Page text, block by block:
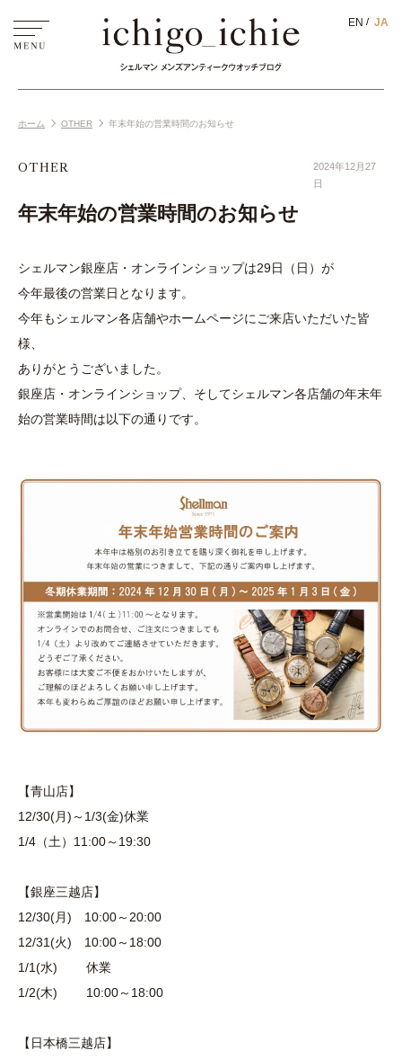
ホーム OTHER 年末年始の営業時間のお知らせ
OTHER
2024年12月27
日
年末年始の営業時間のお知らせ
シェルマン銀座店・オンラインショップは29日（日）が
今年最後の営業日となります。
今年もシェルマン各店舗やホームページにご来店いただいた皆
様、
ありがとうございました。
銀座店・オンラインショップ、そしてシェルマン各店舗の年末年
始の営業時間は以下の通りです。
【青山店】
12/30(月)～1/3(金)休業
1/4（土）11:00～19:30
【銀座三越店】
12/30(月) 10:00～20:00
12/31(火) 10:00～18:00
1/1(水) 休業
1/2(木) 10:00～18:00
【日本橋三越店】
EN JA